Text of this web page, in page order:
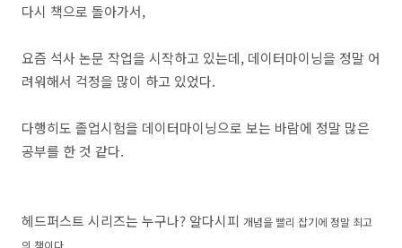
다시 책으로 돌아가서,
요즘 석사 논문 작업을 시작하고 있는데, 데이터마이닝을 정말 어
려워해서 걱정을 많이 하고 있었다.
다행히도 졸업시험을 데이터마이닝으로 보는 바람에 정말 많은
공부를 한 것 같다.
헤드퍼스트 시리즈는 누구나? 알다시피 개념을 빨리 잡기에 정말 최고
의 책이다.